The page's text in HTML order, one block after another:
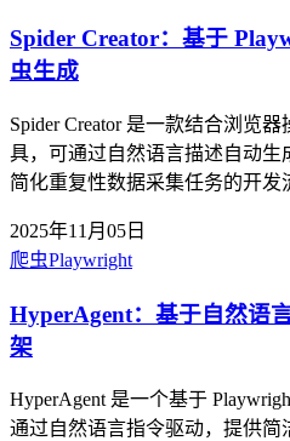
Spider Creator：基于
虫生成
Spider Creator 是一款结合浏览
具，可通过自然语言描述自动生
简化重复性数据采集任务的开发
2025年11月05日
爬虫Playwright
HyperAgent：基于自然语
架
HyperAgent 是一个基于
通过自然语言指令驱动，提供简